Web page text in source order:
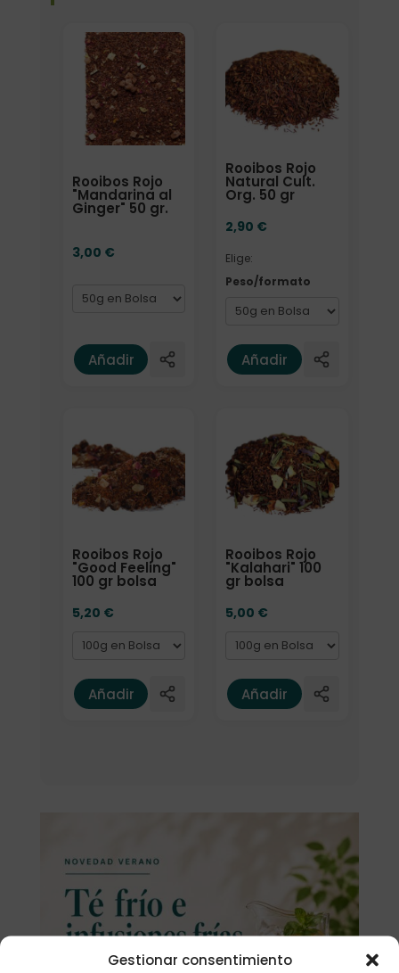
Gestionar consentimiento
Rooibos Rojo
"Mandarina al
Ginger" 50 gr.
3,00 €
Formato
Añadir
Rooibos Rojo
Natural Cult.
Org. 50 gr
2,90 €
Elige:
Peso/formato
Añadir
Rooibos Rojo
"Good Feeling"
100 gr bolsa
5,20 €
Añadir
Rooibos Rojo
"Kalahari" 100
gr bolsa
5,00 €
Añadir